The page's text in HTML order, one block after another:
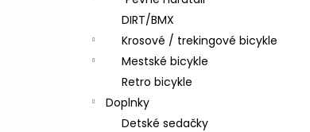
DIRT/BMX
Krosové / trekingové bicykle
Mestské bicykle
Retro bicykle
Doplnky
Detské sedačky
CTM AREON XPERT - MATNÁ LIMETKOVÁ
PERLEŤ
€2 999
€3 599,99